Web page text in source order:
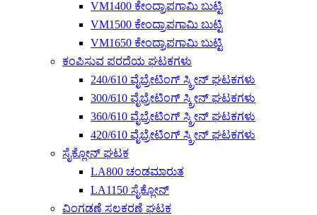
VM1400 ಕೇಂದ್ರಾಪಗಾಮಿ ಬುಟ್ಟಿ
VM1500 ಕೇಂದ್ರಾಪಗಾಮಿ ಬುಟ್ಟಿ
VM1650 ಕೇಂದ್ರಾಪಗಾಮಿ ಬುಟ್ಟಿ
ಕಂಪಿಸುವ ಪರದೆಯ ಘಟಕಗಳು
240/610 ವೈಬ್ರೇಟಿಂಗ್ ಸ್ಕ್ರೀನ್ ಘಟಕಗಳು
300/610 ವೈಬ್ರೇಟಿಂಗ್ ಸ್ಕ್ರೀನ್ ಘಟಕಗಳು
360/610 ವೈಬ್ರೇಟಿಂಗ್ ಸ್ಕ್ರೀನ್ ಘಟಕಗಳು
420/610 ವೈಬ್ರೇಟಿಂಗ್ ಸ್ಕ್ರೀನ್ ಘಟಕಗಳು
ಸೈಕ್ಲೋನ್ ಘಟಕ
LA800 ಚಂಡಮಾರುತ
LA1150 ಸೈಕ್ಲೋನ್
ವಿಂಗಡಣೆ ಸಲಕರಣೆ ಘಟಕ